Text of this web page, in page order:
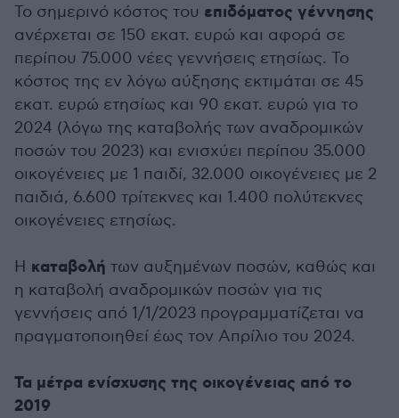
Το σημερινό κόστος του επιδόματος γέννησης
ανέρχεται σε 150 εκατ. ευρώ και αφορά σε
περίπου 75.000 νέες γεννήσεις ετησίως. Το
κόστος της εν λόγω αύξησης εκτιμάται σε 45
εκατ. ευρώ ετησίως και 90 εκατ. ευρώ για το
2024 (λόγω της καταβολής των αναδρομικών
ποσών του 2023) και ενισχύει περίπου 35.000
οικογένειες με 1 παιδί, 32.000 οικογένειες με 2
παιδιά, 6.600 τρίτεκνες και 1.400 πολύτεκνες
οικογένειες ετησίως.
Η καταβολή των αυξημένων ποσών, καθώς και
η καταβολή αναδρομικών ποσών για τις
γεννήσεις από 1/1/2023 προγραμματίζεται να
πραγματοποιηθεί έως τον Απρίλιο του 2024.
Τα μέτρα ενίσχυσης της οικογένειας από το
2019